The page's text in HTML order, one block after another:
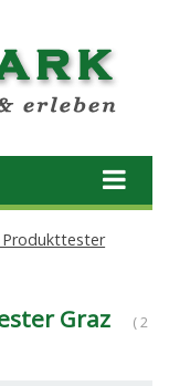
Produkttester
Graz
( 2